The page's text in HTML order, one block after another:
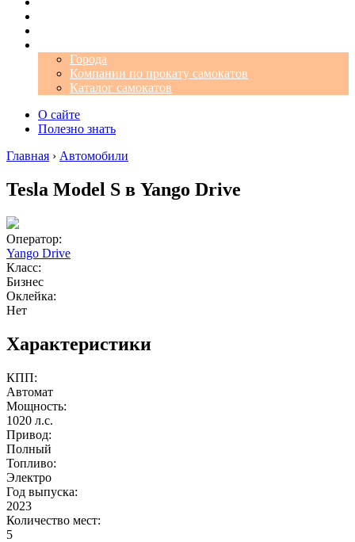
Города
Компании по прокату самокатов
Каталог самокатов
О сайте
Полезно знать
Главная › Автомобили
Tesla Model S в Yango Drive
Оператор:
Yango Drive
Класс:
Бизнес
Оклейка:
Нет
Характеристики
КПП:
Автомат
Мощность:
1020 л.с.
Привод:
Полный
Топливо:
Электро
Год выпуска:
2023
Количество мест:
5